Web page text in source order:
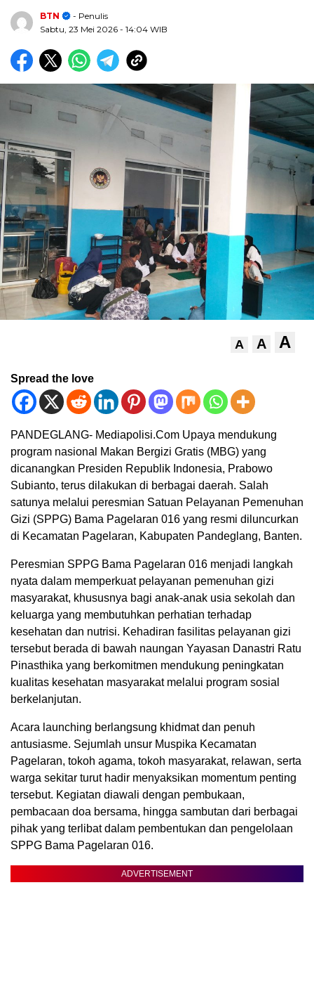
BTN
- Penulis
Sabtu, 23 Mei 2026 - 14:04 WIB
A A A
Spread the love
PANDEGLANG- Mediapolisi.Com Upaya mendukung
program nasional Makan Bergizi Gratis (MBG) yang
dicanangkan Presiden Republik Indonesia, Prabowo
Subianto, terus dilakukan di berbagai daerah. Salah
satunya melalui peresmian Satuan Pelayanan Pemenuhan
Gizi (SPPG) Bama Pagelaran 016 yang resmi diluncurkan
di Kecamatan Pagelaran, Kabupaten Pandeglang, Banten.
Peresmian SPPG Bama Pagelaran 016 menjadi langkah
nyata dalam memperkuat pelayanan pemenuhan gizi
masyarakat, khususnya bagi anak-anak usia sekolah dan
keluarga yang membutuhkan perhatian terhadap
kesehatan dan nutrisi. Kehadiran fasilitas pelayanan gizi
tersebut berada di bawah naungan Yayasan Danastri Ratu
Pinasthika yang berkomitmen mendukung peningkatan
kualitas kesehatan masyarakat melalui program sosial
berkelanjutan.
Acara launching berlangsung khidmat dan penuh
antusiasme. Sejumlah unsur Muspika Kecamatan
Pagelaran, tokoh agama, tokoh masyarakat, relawan, serta
warga sekitar turut hadir menyaksikan momentum penting
tersebut. Kegiatan diawali dengan pembukaan,
pembacaan doa bersama, hingga sambutan dari berbagai
pihak yang terlibat dalam pembentukan dan pengelolaan
SPPG Bama Pagelaran 016.
ADVERTISEMENT